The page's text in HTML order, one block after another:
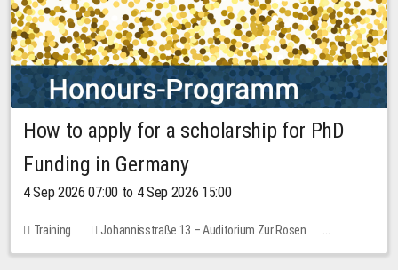
How to apply for a scholarship for PhD
Funding in Germany
4 Sep 2026 07:00 to 4 Sep 2026 15:00
Training
Johannisstraße 13 – Auditorium Zur Rosen
No free places